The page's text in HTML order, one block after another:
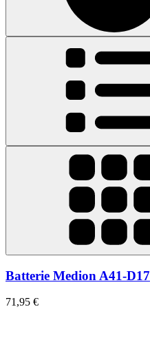
Batterie Medion A41-D17
71,95 €